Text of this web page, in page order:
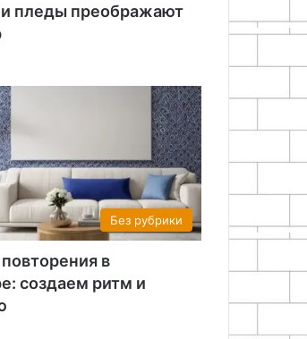
пледы преображают
Без рубрики
в
создаем ритм и